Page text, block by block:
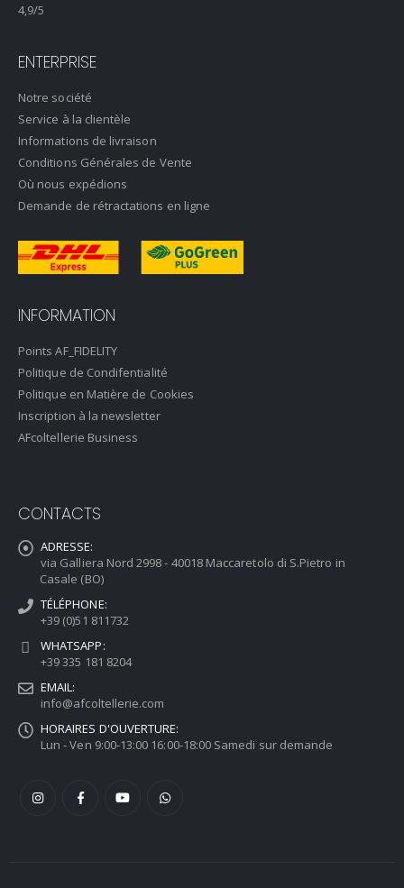
4,9/5
ENTERPRISE
Notre société
Service à la clientèle
Informations de livraison
Conditions Générales de Vente
Où nous expédions
Demande de rétractations en ligne
INFORMATION
Points AF_FIDELITY
Politique de Condifentialité
Politique en Matière de Cookies
Inscription à la newsletter
AFcoltellerie Business
CONTACTS
ADRESSE:
via Galliera Nord 2998 - 40018 Maccaretolo di S.Pietro in
Casale (BO)
TÉLÉPHONE:
+39 (0)51 811732
WHATSAPP:
+39 335 181 8204
EMAIL:
info@afcoltellerie.com
HORAIRES D'OUVERTURE:
Lun - Ven 9:00-13:00 16:00-18:00 Samedi sur demande